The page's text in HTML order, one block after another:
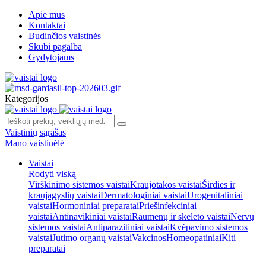
Apie mus
Kontaktai
Budinčios vaistinės
Skubi pagalba
Gydytojams
Kategorijos
Vaistinių sąrašas
Mano vaistinėlė
Vaistai
Rodyti viską
Virškinimo sistemos vaistaiKraujotakos vaistaiŠirdies ir
kraujagyslių vaistaiDermatologiniai vaistaiUrogenitaliniai
vaistaiHormoniniai preparataiPriešinfekciniai
vaistaiAntinavikiniai vaistaiRaumenų ir skeleto vaistaiNervų
sistemos vaistaiAntiparazitiniai vaistaiKvėpavimo sistemos
vaistaiJutimo organų vaistaiVakcinosHomeopatiniaiKiti
preparatai